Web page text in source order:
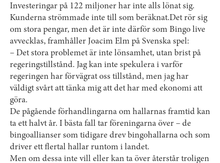
Investeringar på 122 miljoner har inte alls lönat sig.
Kunderna strömmade inte till som beräknat.Det rör sig
om stora pengar, men det är inte därför som Bingo live
avvecklas, framhåller Joacim Elm på Svenska spel:
– Det stora problemet är inte lönsamhet, utan brist på
regeringstillstånd. Jag kan inte spekulera i varför
regeringen har förvägrat oss tillstånd, men jag har
väldigt svårt att tänka mig att det har med ekonomi att
göra.
De pågående förhandlingarna om hallarnas framtid kan
ta ett halvt år. I bästa fall tar föreningarna över – de
bingoallianser som tidigare drev bingohallarna och som
driver ett flertal hallar runtom i landet.
Men om dessa inte vill eller kan ta över återstår troligen